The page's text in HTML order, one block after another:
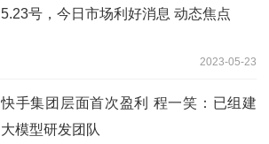
5.23号，今日市场利好消息 动态焦点
2023-05-23
快手集团层面首次盈利 程一笑：已组建
大模型研发团队